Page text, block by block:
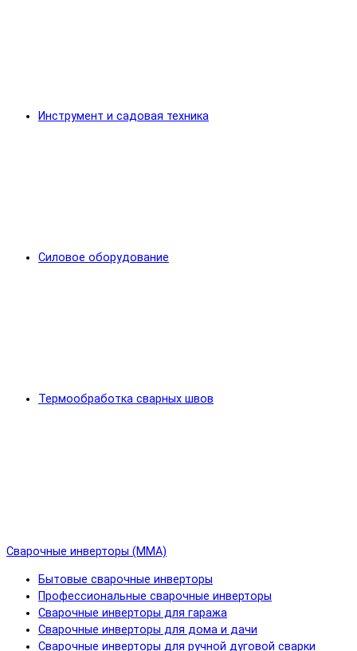
Инструмент и садовая техника
Силовое оборудование
Термообработка сварных швов
Сварочные инверторы (MMA)
Бытовые сварочные инверторы
Профессиональные сварочные инверторы
Сварочные инверторы для гаража
Сварочные инверторы для дома и дачи
Сварочные инверторы для ручной дуговой сварки